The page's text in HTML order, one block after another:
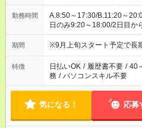
勤務時間
A.8:50～17:30/B.11:20～
日のみ9:20～18:00/2日目か
ABシフト制となります。
期間 ※9月上旬スタート予定で長
特徴 日払いOK / 履歴書不要 / 40
務 / パソコンスキル不要
気になる！ 応募